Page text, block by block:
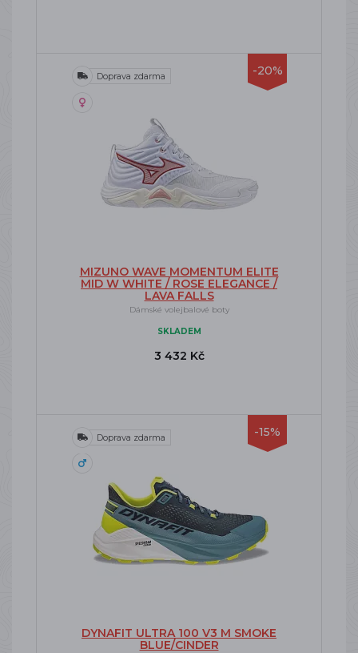
-20%
Doprava zdarma
MIZUNO WAVE MOMENTUM ELITE
MID W WHITE / ROSE ELEGANCE /
LAVA FALLS
Dámské volejbalové boty
SKLADEM
3 432 Kč
-15%
Doprava zdarma
DYNAFIT ULTRA 100 V3 M SMOKE
BLUE/CINDER